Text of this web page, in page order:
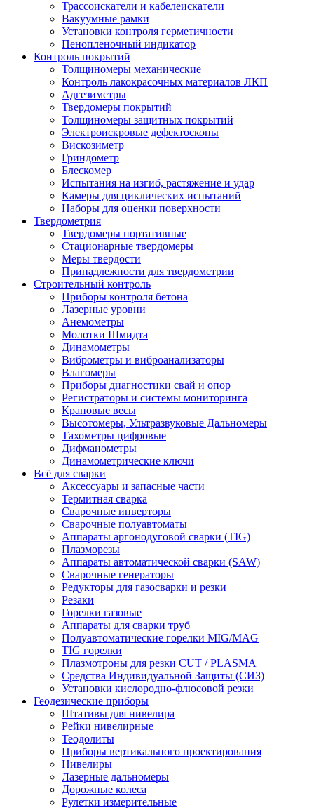
Трассоискатели и кабелеискатели
Вакуумные рамки
Установки контроля герметичности
Пенопленочный индикатор
Контроль покрытий
Толщиномеры механические
Контроль лакокрасочных материалов ЛКП
Адгезиметры
Твердомеры покрытий
Толщиномеры защитных покрытий
Электроискровые дефектоскопы
Вискозиметр
Гриндометр
Блескомер
Испытания на изгиб, растяжение и удар
Камеры для циклических испытаний
Наборы для оценки поверхности
Твердометрия
Твердомеры портативные
Стационарные твердомеры
Меры твердости
Принадлежности для твердометрии
Строительный контроль
Приборы контроля бетона
Лазерные уровни
Анемометры
Молотки Шмидта
Динамометры
Виброметры и виброанализаторы
Влагомеры
Приборы диагностики свай и опор
Регистраторы и системы мониторинга
Крановые весы
Высотомеры, Ультразвуковые Дальномеры
Тахометры цифровые
Дифманометры
Динамометрические ключи
Всё для сварки
Аксессуары и запасные части
Термитная сварка
Сварочные инверторы
Сварочные полуавтоматы
Аппараты аргонодуговой сварки (TIG)
Плазморезы
Аппараты автоматической сварки (SAW)
Сварочные генераторы
Редукторы для газосварки и резки
Резаки
Горелки газовые
Аппараты для сварки труб
Полуавтоматические горелки MIG/MAG
TIG горелки
Плазмотроны для резки CUT / PLASMA
Средства Индивидуальной Защиты (СИЗ)
Установки кислородно-флюсовой резки
Геодезические приборы
Штативы для нивелира
Рейки нивелирные
Теодолиты
Приборы вертикального проектирования
Нивелиры
Лазерные дальномеры
Дорожные колеса
Рулетки измерительные